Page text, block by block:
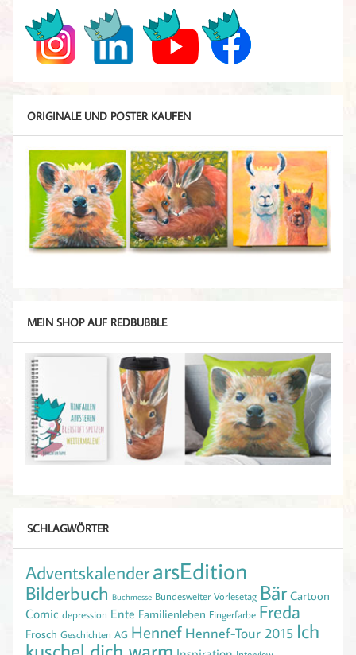
ORIGINALE UND POSTER KAUFEN
MEIN SHOP AUF REDBUBBLE
SCHLAGWÖRTER
AdventskalenderarsEdition
Bilderbuch Buchmesse Bundesweiter Vorlesetag Bär Cartoon
Comic depression Ente Familienleben Fingerfarbe Freda
Frosch Geschichten AG Hennef Hennef-Tour 2015 Ich